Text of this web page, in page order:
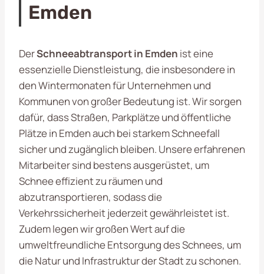
Emden
DerSchneeabtransport in Emden ist eine
essenzielle Dienstleistung, die insbesondere in
den Wintermonaten für Unternehmen und
Kommunen von großer Bedeutung ist. Wir sorgen
dafür, dass Straßen, Parkplätze und öffentliche
Plätze in Emden auch bei starkem Schneefall
sicher und zugänglich bleiben. Unsere erfahrenen
Mitarbeiter sind bestens ausgerüstet, um
Schnee effizient zu räumen und
abzutransportieren, sodass die
Verkehrssicherheit jederzeit gewährleistet ist.
Zudem legen wir großen Wert auf die
umweltfreundliche Entsorgung des Schnees, um
die Natur und Infrastruktur der Stadt zu schonen.